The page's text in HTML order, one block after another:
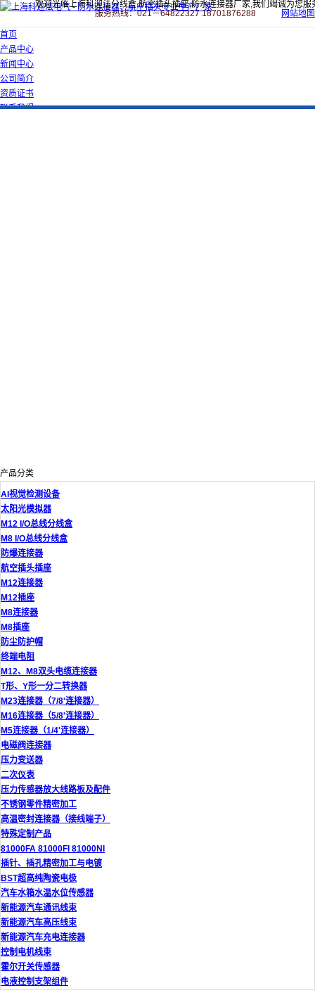
欢迎光临上海科迎法分线盒,航空插头插座,防水连接器厂家,我们竭诚为您服
服务热线：021－64822327 18701876288
网站地图
首页
产品中心
新闻中心
公司简介
资质证书
联系我们
产品分类
AI视觉检测设备
太阳光模拟器
M12 I/O总线分线盒
M8 I/O总线分线盒
防爆连接器
航空插头插座
M12连接器
M12插座
M8连接器
M8插座
防尘防护帽
终端电阻
M12、M8双头电缆连接器
T形、Y形一分二转换器
M23连接器（7/8'连接器）
M16连接器（5/8'连接器）
M5连接器（1/4'连接器）
电磁阀连接器
压力变送器
二次仪表
压力传感器放大线路板及配件
不锈钢零件精密加工
高温密封连接器（接线端子）
特殊定制产品
81000FA 81000FI 81000NI
插针、插孔精密加工与电镀
BST超高纯陶瓷电极
汽车水箱水温水位传感器
新能源汽车通讯线束
新能源汽车高压线束
新能源汽车充电连接器
控制电机线束
霍尔开关传感器
电液控制支架组件